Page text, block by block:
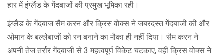
हार में इंग्लैंड के गेंदबाजों की प्रमुख भूमिका रही।
इंग्लैंड के गेंदबाज सैम करन और क्रिस वोक्स ने जबरदस्त गेंदबाजी की और
ओमान के बल्लेबाजों को रन बनाने का मौका ही नहीं दिया। सैम करन ने
अपनी तेज तर्रार गेंदबाजी से 3 महत्वपूर्ण विकेट चटकाए, वहीं क्रिस वोक्स ने